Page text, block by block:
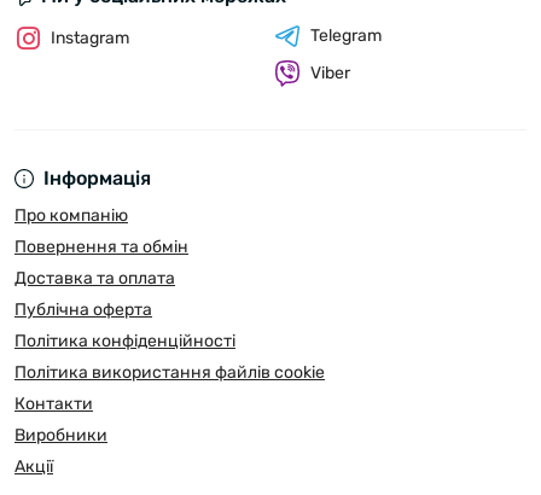
Інформація
Про компанію
Повернення та обмін
Доставка та оплата
Публічна оферта
Політика конфіденційності
Політика використання файлів cookie
Контакти
Виробники
Акції
Instagram
Telegram
Viber